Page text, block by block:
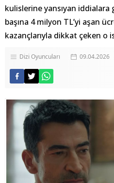
kulislerine yansıyan iddialara
başına 4 milyon TL’yi aşan
kazançlarıyla dikkat çeken o
Dizi Oyuncuları 09.04.2026